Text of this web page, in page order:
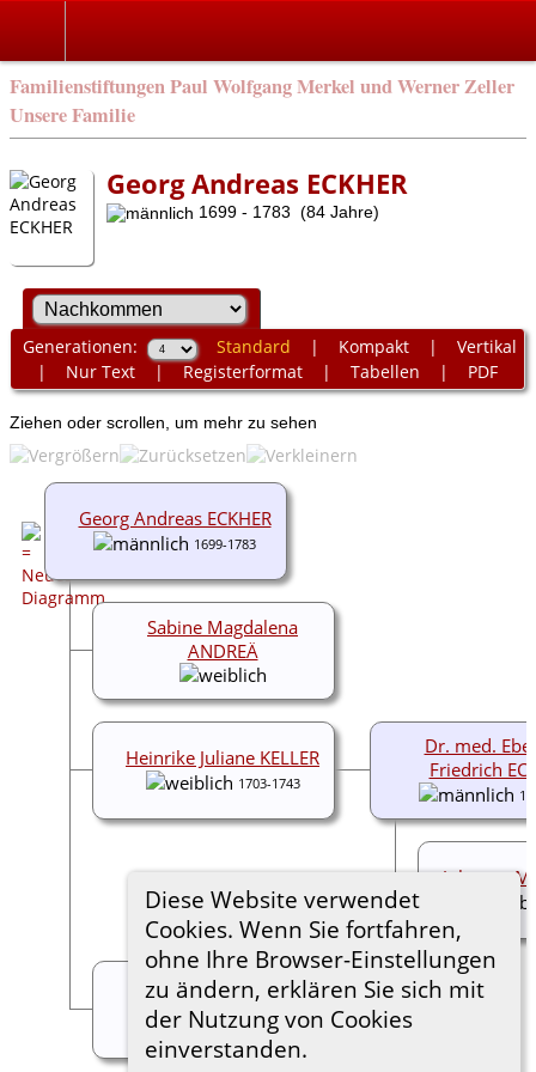
Familienstiftungen Paul Wolfgang Merkel und Werner Zeller
Unsere Familie
Diese Website verwendet
Cookies. Wenn Sie fortfahren,
ohne Ihre Browser-Einstellungen
zu ändern, erklären Sie sich mit
der Nutzung von Cookies
einverstanden.
Georg Andreas ECKHER
1699 - 1783 (84 Jahre)
Generationen: Standard | Kompakt| Vertikal
| Nur Text| Registerformat| Tabellen | PDF
Ziehen oder scrollen, um mehr zu sehen
Georg Andreas ECKHER
1699-1783
Sabine Magdalena
ANDREÄ
Dr. med.
Friedrich
Johanna
Heinrike Juliane KELLER
1703-1743
Maria Katharina
DUVERNOY
1716-1758